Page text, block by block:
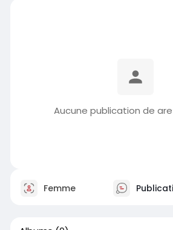
Aucune publication de
Femme